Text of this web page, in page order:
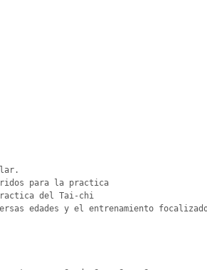
para la practica
del Tai-chi
edades y el entrenamiento